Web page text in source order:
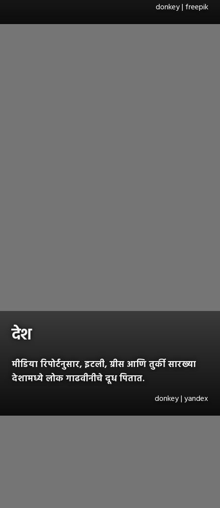
donkey | freepik
देश
मीडिया रिपोर्टनुसार, इटली, ग्रीस आणि तुर्की सारख्या
देशामध्ये लोक गाढवीनीचे दूध पितात.
donkey | yandex